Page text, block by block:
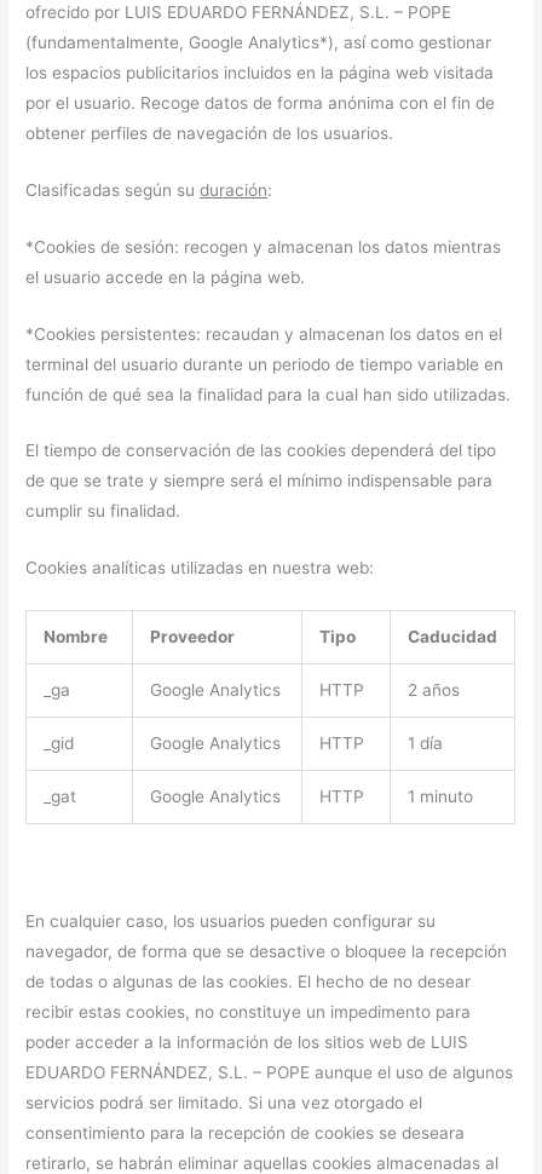
ofrecido por LUIS EDUARDO FERNÁNDEZ, S.L. – POPE
(fundamentalmente, Google Analytics*), así como gestionar
los espacios publicitarios incluidos en la página web visitada
por el usuario. Recoge datos de forma anónima con el fin de
obtener perfiles de navegación de los usuarios.
Clasificadas según suduración:
*Cookies de sesión: recogen y almacenan los datos mientras
el usuario accede en la página web.
*Cookies persistentes: recaudan y almacenan los datos en el
terminal del usuario durante un periodo de tiempo variable en
función de qué sea la finalidad para la cual han sido utilizadas.
El tiempo de conservación de las cookies dependerá del tipo
de que se trate y siempre será el mínimo indispensable para
cumplir su finalidad.
Cookies analíticas utilizadas en nuestra web:
Nombre Proveedor Tipo Caducidad
_ga Google Analytics HTTP 2 años
_gid Google Analytics HTTP 1 día
_gat Google Analytics HTTP 1 minuto
En cualquier caso, los usuarios pueden configurar su
navegador, de forma que se desactive o bloquee la recepción
de todas o algunas de las cookies. El hecho de no desear
recibir estas cookies, no constituye un impedimento para
poder acceder a la información de los sitios web de LUIS
EDUARDO FERNÁNDEZ, S.L. – POPE aunque el uso de algunos
servicios podrá ser limitado. Si una vez otorgado el
consentimiento para la recepción de cookies se deseara
retirarlo, se habrán eliminar aquellas cookies almacenadas al